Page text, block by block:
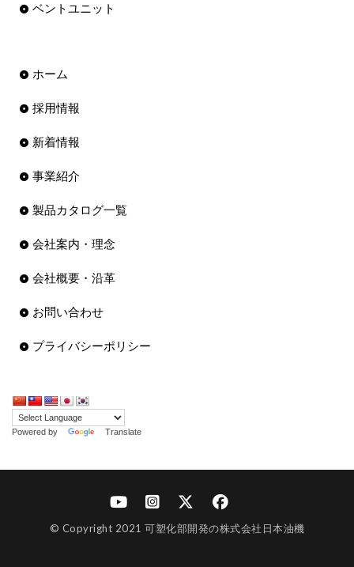
ベントユニット
ホーム
採用情報
新着情報
事業紹介
製品カタログ一覧
会社案内・理念
会社概要・沿革
お問い合わせ
プライバシーポリシー
Powered by Translate
© Copyright 2021 可塑化部開発の株式会社日本油機